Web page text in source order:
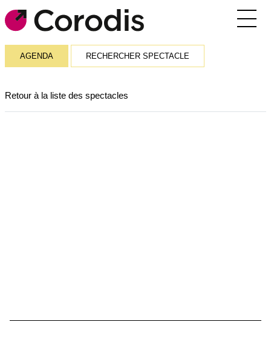
Agenda
AGENDA RECHERCHER SPECTACLE
Retour à la liste des spectacles